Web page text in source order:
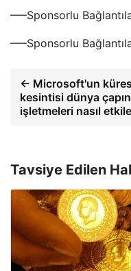
—–Sponsorlu
—–Sponsorlu
← Microsoft'un
kesintisi dünya
işletmeleri nasıl
Tavsiye Edilen